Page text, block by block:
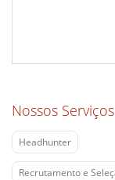
Nossos Serviços
Headhunter
Recrutamento e